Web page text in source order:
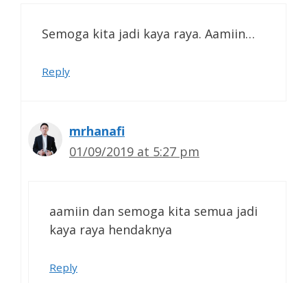
Semoga kita jadi kaya raya. Aamiin…
Reply
mrhanafi
01/09/2019 at 5:27 pm
aamiin dan semoga kita semua jadi
kaya raya hendaknya
Reply